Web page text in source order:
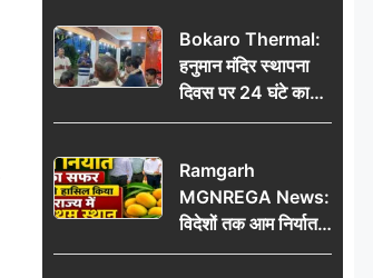
कवायद?
Bokaro Thermal:
हनुमान मंदिर स्थापना
दिवस पर 24 घंटे का
अखंड हरि कीर्तन,
थर्मल
Ramgarh
MGNREGA News:
विदेशों तक आम निर्यात
का सफर, जिले ने